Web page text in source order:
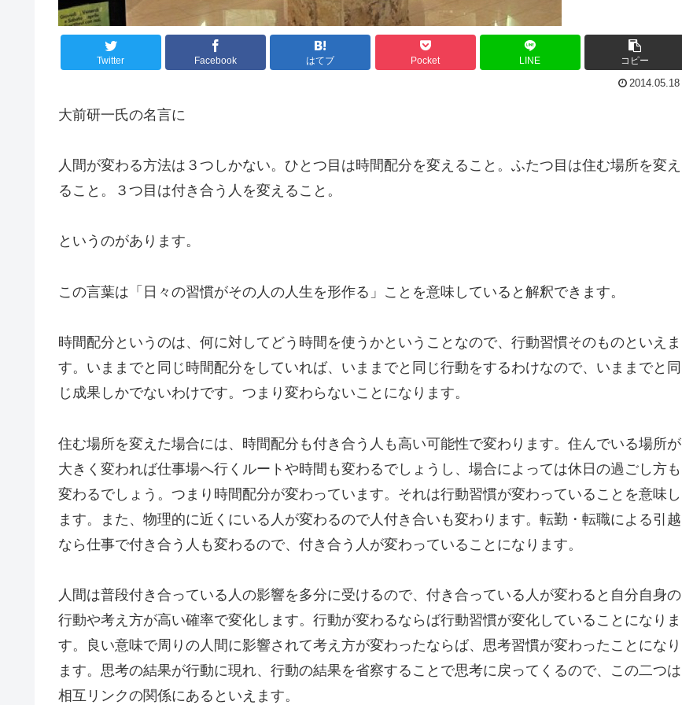
Twitter Facebook はてブ Pocket LINE コピー
2014.05.18
大前研一氏の名言に
人間が変わる方法は３つしかない。ひとつ目は時間配分を変えること。ふたつ目は住む場所を変え
ること。３つ目は付き合う人を変えること。
というのがあります。
この言葉は「日々の習慣がその人の人生を形作る」ことを意味していると解釈できます。
時間配分というのは、何に対してどう時間を使うかということなので、行動習慣そのものといえま
す。いままでと同じ時間配分をしていれば、いままでと同じ行動をするわけなので、いままでと同
じ成果しかでないわけです。つまり変わらないことになります。
住む場所を変えた場合には、時間配分も付き合う人も高い可能性で変わります。住んでいる場所が
大きく変われば仕事場へ行くルートや時間も変わるでしょうし、場合によっては休日の過ごし方も
変わるでしょう。つまり時間配分が変わっています。それは行動習慣が変わっていることを意味し
ます。また、物理的に近くにいる人が変わるので人付き合いも変わります。転勤・転職による引越
なら仕事で付き合う人も変わるので、付き合う人が変わっていることになります。
人間は普段付き合っている人の影響を多分に受けるので、付き合っている人が変わると自分自身の
行動や考え方が高い確率で変化します。行動が変わるならば行動習慣が変化していることになりま
す。良い意味で周りの人間に影響されて考え方が変わったならば、思考習慣が変わったことになり
ます。思考の結果が行動に現れ、行動の結果を省察することで思考に戻ってくるので、この二つは
相互リンクの関係にあるといえます。